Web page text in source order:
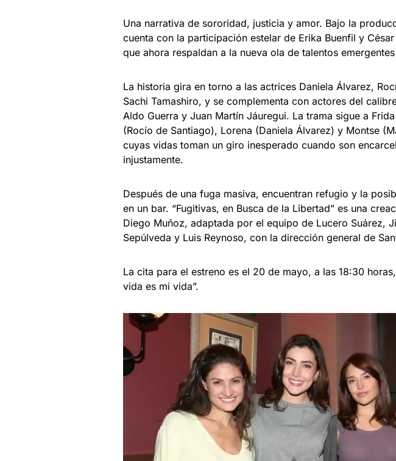
Una narrativa de sororidad, justicia y amor. Bajo la
cuenta con la participación estelar de Erika Buenfil y
que ahora respaldan a la nueva ola de talentos
La historia gira en torno a las actrices Daniela Álvarez,
Sachi Tamashiro, y se complementa con actores del
Aldo Guerra y Juan Martín Jáuregui. La trama sigue a
(Rocío de Santiago), Lorena (Daniela Álvarez) y Montse
cuyas vidas toman un giro inesperado cuando son
injustamente.
Después de una fuga masiva, encuentran refugio y la
en un bar. “Fugitivas, en Busca de la Libertad” es una
Diego Muñoz, adaptada por el equipo de Lucero Suárez,
Sepúlveda y Luis Reynoso, con la dirección general de
La cita para el estreno es el 20 de mayo, a las 18:30
vida es mi vida”.